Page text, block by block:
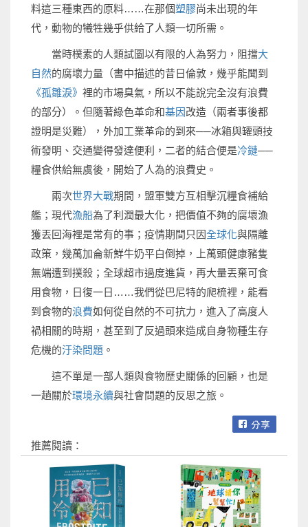
料這三種東西的原料……在那個塑膠尚未出現的年
代，動物的犧牲幾乎供給了人類一切所需。
當時樸素的人類試圖以有限的人為努力，阻擋大
自然的腐壞力量（書中描述的昔日倫敦，幾乎能聞到
《孤雛淚》 裡的市場臭氣，所以不能說完全沒有浪費
的部分）。但隨著綠色革命和基因改造（兩者事後都
證明是災難），外加工業革命的到來──冰箱與罐頭技
術發明、交通變得發達便利，二者的結合便是冷鏈──
糧食供給無虞後，開始了人為的浪費史。
兩次世界大戰期間，盟軍雙方互相擊沉糧食補給
艦；現代漁船為了利潤最大化，把價值不夠的腐壞漁
獲丟回海裡是常有的事；疫情期間只因全球化與隔離
政策，幾萬加侖新鮮牛奶平白倒掉，上萬頭健康豬隻
無端遭到撲殺；全球超市過度進貨，再大量丟棄可食
用食物，日復一日……我們從巴尼特的爬梳裡，能看
到食物的浪費如何從自然的不可抗力，進入了高度人
禍相關的時期，甚至到了反過頭來造成自身物種生存
危機的汙染問題 。
這不單是一部人類與食物歷史關係的回顧，也是
一趟關於環境永續與社會問題的反思之旅。
推薦閱讀：